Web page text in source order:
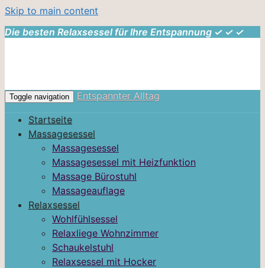
Skip to main content
Die besten Relaxsessel für Ihre Entspannung ✓ ✓ ✓
Toggle navigation
Entspannter Alltag
Startseite
Massagesessel
Massagesessel
Massagesessel mit Heizfunktion
Massage Bürostuhl
Massageauflage
Relaxsessel
Wohlfühlsessel
Relaxliege Wohnzimmer
Schaukelstuhl
Relaxsessel mit Hocker